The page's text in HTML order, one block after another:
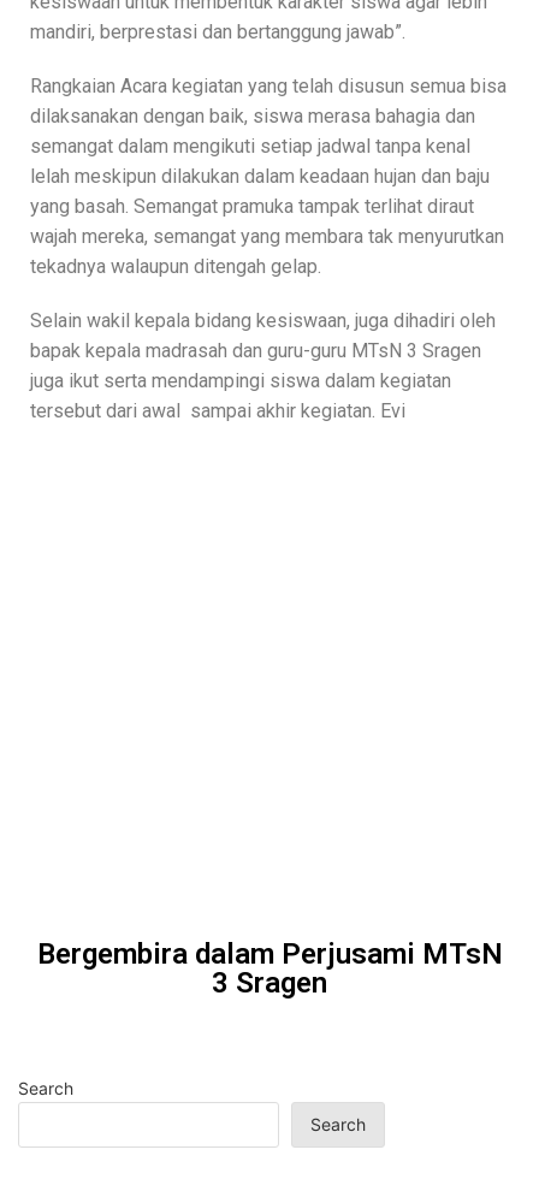
mandiri, berprestasi dan bertanggung jawab”.
Rangkaian Acara kegiatan yang telah disusun semua bisa
dilaksanakan dengan baik, siswa merasa bahagia dan
semangat dalam mengikuti setiap jadwal tanpa kenal
lelah meskipun dilakukan dalam keadaan hujan dan baju
yang basah. Semangat pramuka tampak terlihat diraut
wajah mereka, semangat yang membara tak menyurutkan
tekadnya walaupun ditengah gelap.
Selain wakil kepala bidang kesiswaan, juga dihadiri oleh
bapak kepala madrasah dan guru-guru MTsN 3 Sragen
juga ikut serta mendampingi siswa dalam kegiatan
tersebut dari awal sampai akhir kegiatan. Evi
Bergembira dalam Perjusami MTsN
3 Sragen
Search
Search